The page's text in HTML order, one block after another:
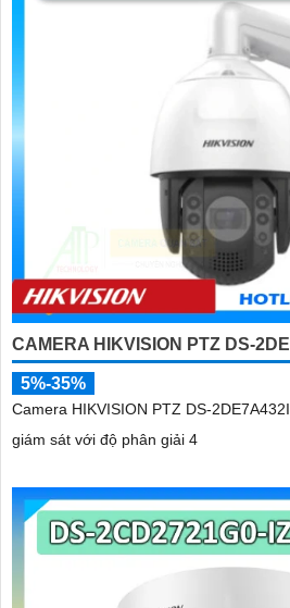
CAMERA HIKVISION PTZ DS-
5%-35%
Camera HIKVISION PTZ DS-
giám sát với độ phân giải 4